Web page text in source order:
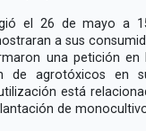
el 26 de mayo a
a sus
una petición en
de agrotóxicos en
está
de